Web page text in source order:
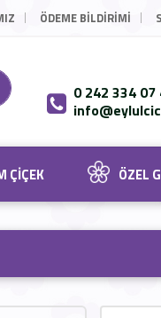
ÖDEME BILDIRIMI
0 242 334 07
ÇIÇEK ÖZEL